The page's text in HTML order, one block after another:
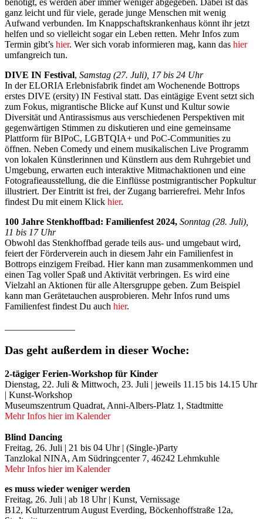
ganz leicht und für viele, gerade junge Menschen mit wenig
Aufwand verbunden. Im Knappschaftskrankenhaus könnt ihr jetzt
helfen und so vielleicht sogar ein Leben retten. Mehr Infos zum
Termin gibt’s hier. Wer sich vorab informieren mag, kann das hier
umfangreich tun.
DIVE IN Festival, Samstag (27. Juli), 17 bis 24 Uhr
In der ELORIA Erlebnisfabrik findet am Wochenende Bottrops
erstes DIVE (ersity) IN Festival statt. Das eintägige Event setzt sich
zum Fokus, migrantische Blicke auf Kunst und Kultur sowie
Diversität und Antirassismus aus verschiedenen Perspektiven mit
gegenwärtigen Stimmen zu diskutieren und eine gemeinsame
Plattform für BIPoC, LGBTQIA+ und PoC-Communities zu
öffnen. Neben Comedy und einem musikalischen Live Programm
von lokalen Künstlerinnen und Künstlern aus dem Ruhrgebiet und
Umgebung, erwarten euch interaktive Mitmachaktionen und eine
Fotografieausstellung, die die Einflüsse postmigrantischer Popkultur
illustriert. Der Eintritt ist frei, der Zugang barrierefrei. Mehr Infos
findest Du mit einem Klick hier.
100 Jahre Stenkhoffbad: Familienfest 2024, Sonntag (28. Juli),
11 bis 17 Uhr
Obwohl das Stenkhoffbad gerade teils aus- und umgebaut wird,
feiert der Förderverein auch in diesem Jahr ein Familienfest in
Bottrops einzigem Freibad. Hier kann man zusammenkommen und
einen Tag voller Spaß und Aktivität verbringen. Es wird eine
Vielzahl an Aktionen für alle Altersgruppe geben. Zum Beispiel
kann man Gerätetauchen ausprobieren. Mehr Infos rund ums
Familienfest findest Du auch hier.
Das geht außerdem in dieser Woche:
2-tägiger Ferien-Workshop für Kinder
Dienstag, 22. Juli & Mittwoch, 23. Juli | jeweils 11.15 bis 14.15 Uhr
| Kunst-Workshop
Museumszentrum Quadrat, Anni-Albers-Platz 1, Stadtmitte
Mehr Infos hier im Kalender
Blind Dancing
Freitag, 26. Juli | 21 bis 04 Uhr | (Single-)Party
Tanzlokal NINA, Am Südringcenter 7, 46242 Lehmkuhle
Mehr Infos hier im Kalender
es muss wieder weniger werden
Freitag, 26. Juli | ab 18 Uhr | Kunst, Vernissage
B12, Kulturzentrum August Everding, Böckenhoffstraße 12a,